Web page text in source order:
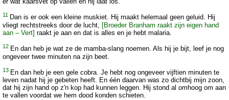
11
Dan is er ook een kleine muskiet. Hij maakt helemaal geen geluid. Hij
vliegt rechtstreeks door de lucht, [Broeder Branham raakt zijn eigen hand
aan – Vert] raakt je aan en dat is alles en je hebt malaria.
12 En dan heb je wat ze de mamba-slang noemen. Als hij je bijt, leef je nog
ongeveer twee minuten na zijn beet.
13 En dan heb je een gele cobra. Je hebt nog ongeveer vijftien minuten te
leven nadat hij je gebeten heeft. En één daarvan was zo dichtbij mijn zoon,
dat hij zijn hand op z'n kop had kunnen leggen. Hij stond al omhoog om aan
te vallen voordat we hem dood konden schieten.